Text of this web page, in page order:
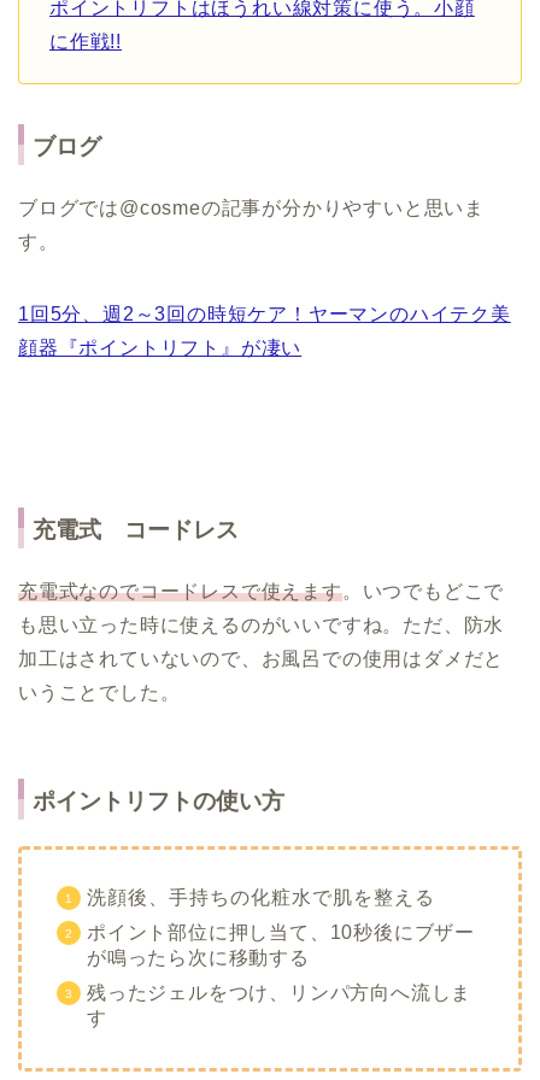
ポイントリフトはほうれい線対策に使う。小顔
に作戦!!
ブログ
ブログでは@cosmeの記事が分かりやすいと思いま
す。
1回5分、週2～3回の時短ケア！ヤーマンのハイテク美
顔器『ポイントリフト』が凄い
充電式 コードレス
充電式なのでコードレスで使えます。いつでもどこで
も思い立った時に使えるのがいいですね。ただ、防水
加工はされていないので、お風呂での使用はダメだと
いうことでした。
ポイントリフトの使い方
洗顔後、手持ちの化粧水で肌を整える
ポイント部位に押し当て、10秒後にブザー
が鳴ったら次に移動する
残ったジェルをつけ、リンパ方向へ流しま
す